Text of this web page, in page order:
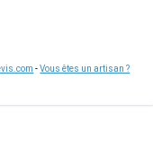
-Vous êtes un artisan ?